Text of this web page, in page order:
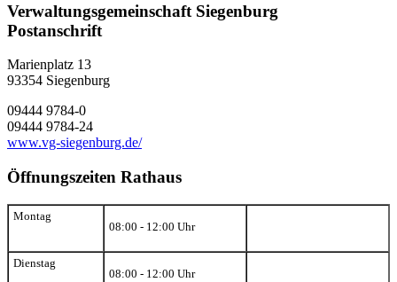
Verwaltungsgemeinschaft Siegenburg
Postanschrift
Marienplatz 13
93354 Siegenburg
09444 9784-0
09444 9784-24
www.vg-siegenburg.de/
Öffnungszeiten Rathaus
Montag
08:00 - 12:00 Uhr
Dienstag
08:00 - 12:00 Uhr